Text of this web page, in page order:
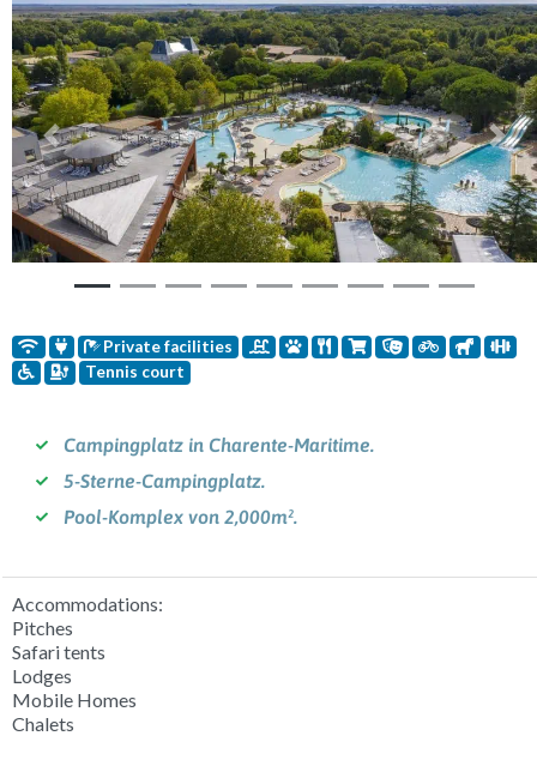
Previous Next
Private facilities
Tennis court
Campingplatz in Charente-Maritime.
5-Sterne-Campingplatz.
Pool-Komplex von 2,000m².
Accommodations:
Pitches
Safari tents
Lodges
Mobile Homes
Chalets